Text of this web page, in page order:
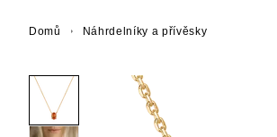
Domů Náhrdelníky a přívěsky